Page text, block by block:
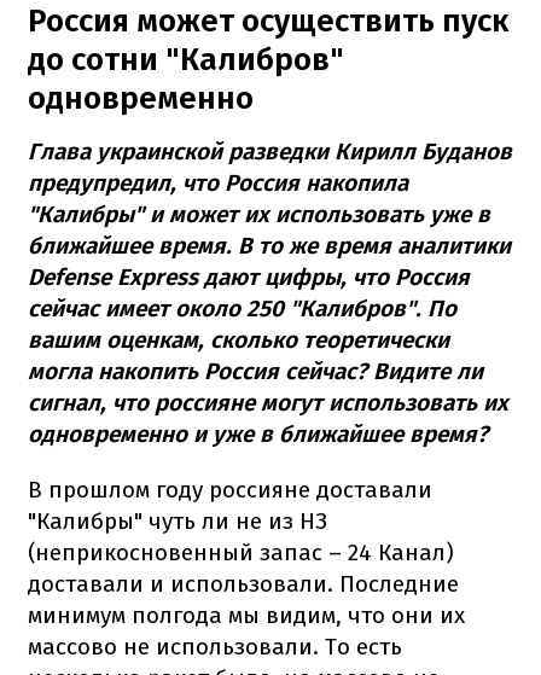
Россия может осуществить пуск
до сотни "Калибров"
одновременно
Глава украинской разведки Кирилл Буданов
предупредил, что Россия накопила
"Калибры" и может их использовать уже в
ближайшее время. В то же время аналитики
Defense Express дают цифры, что Россия
сейчас имеет около 250 "Калибров". По
вашим оценкам, сколько теоретически
могла накопить Россия сейчас? Видите ли
сигнал, что россияне могут использовать их
одновременно и уже в ближайшее время?
В прошлом году россияне доставали
"Калибры" чуть ли не из НЗ
(неприкосновенный запас – 24 Канал)
доставали и использовали. Последние
минимум полгода мы видим, что они их
массово не использовали. То есть